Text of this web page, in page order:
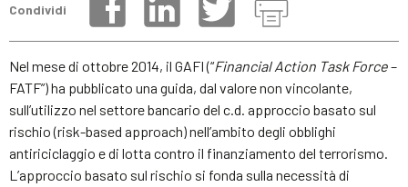
Condividi
Nel mese di ottobre 2014, il GAFI (“Financial Action Task Force–
FATF”) ha pubblicato una guida, dal valore non vincolante,
sull’utilizzo nel settore bancario del c.d. approccio basato sul
rischio (risk-based approach) nell’ambito degli obblighi
antiriciclaggio e di lotta contro il finanziamento del terrorismo.
L’approccio basato sul rischio si fonda sulla necessità di